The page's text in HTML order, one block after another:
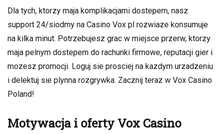
Dla tych, ktorzy maja komplikacjami dostepem, nasz
support 24/siodmy na Casino Vox pl rozwiaze konsumuje
na kilka minut. Potrzebujesz grac w miejsce przerw, ktorzy
maja pelnym dostepem do rachunki firmowe, reputacji gier i
mozesz promocji. Loguj sie prosciej na kazdym urzadzeniu
i delektuj sie plynna rozgrywka. Zacznij teraz w Vox Casino
Poland!
Motywacja i oferty Vox Casino